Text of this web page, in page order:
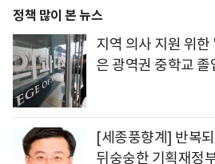
정책 많이 본 뉴스
지역 의사 지원 위
은 광역권 중학교
[세종풍향계] 반복
뒤숭숭한 기획재정